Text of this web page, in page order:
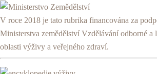
V roce 2018 je tato rubrika financována za
Ministerstva zemědělství Vzdělávání odborné a
oblasti výživy a veřejného zdraví.